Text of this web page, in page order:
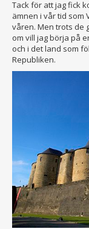
Tack för att jag fick
ämnen i vår tid som
våren. Men trots de
om vill jag börja på
och i det land som
Republiken.